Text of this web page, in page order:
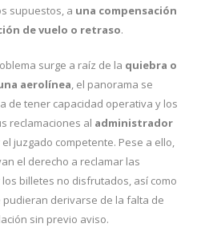
supuestos, a una compensación
de vuelo o retraso.
surge a raíz de la quiebra o
aerolínea, el panorama se
de tener capacidad operativa y los
reclamaciones al administrador
juzgado competente. Pese a ello,
el derecho a reclamar las
billetes no disfrutados, así como
derivarse de la falta de
sin previo aviso.